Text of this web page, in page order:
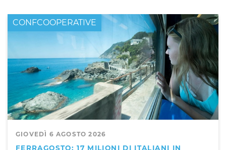
GIOVEDÌ 6 AGOSTO 2026
FERRAGOSTO: 17 MILIONI DI ITALIANI IN
CONFCOOPERATIVE